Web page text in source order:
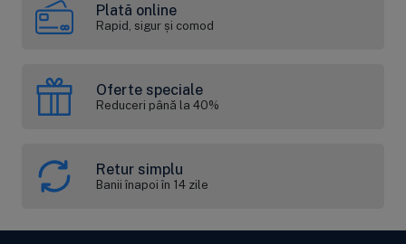
Plată online
Rapid, sigur și comod
Oferte speciale
Reduceri până la 40%
Retur simplu
Banii înapoi în 14 zile